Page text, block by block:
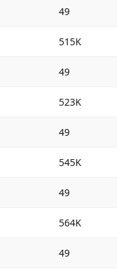
49
515K
49
523K
49
545K
49
564K
49